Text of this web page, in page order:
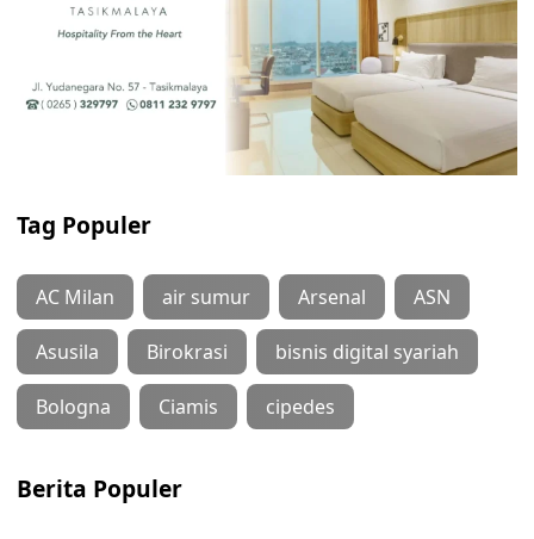
Tag Populer
AC Milan air sumur Arsenal ASN
Asusila Birokrasi bisnis digital syariah
Bologna Ciamis cipedes
Berita Populer